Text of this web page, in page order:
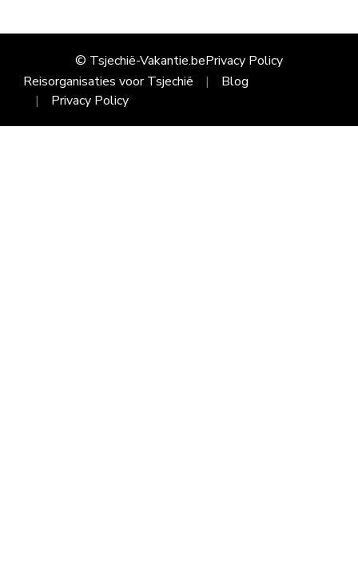
© Tsjechië-Vakantie.bePrivacy Policy
Reisorganisaties voor Tsjechië
Blog
Privacy Policy